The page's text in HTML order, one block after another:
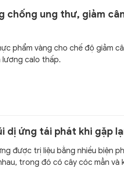
chống ung thư, giảm
phẩm vàng cho chế độ giảm
lương calo thấp.
dị ứng tái phát khi gặp
được trị liệu bằng nhiều biện
trong đó có cây cóc mẳn và